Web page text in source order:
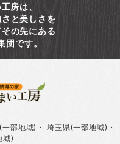
房は、
と美しさを
の先にある
です。
部地域) ・ 埼玉県(一部地域) ・
域)